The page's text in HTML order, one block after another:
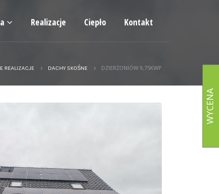
Realizacje Ciepło Kontakt
REALIZACJE DACHY SKOŚNE DZIERŻONIÓW 9,75KWP
WYCENA